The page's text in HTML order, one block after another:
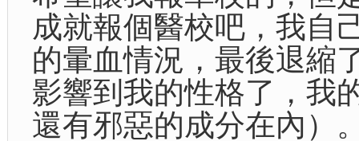
成就報個醫校吧，我自
的暈血情況，最後退縮
影響到我的性格了，我
還有邪惡的成分在內）